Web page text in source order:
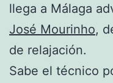
llega a Málaga
José Mourinho,
de relajación.
Sabe el técnico